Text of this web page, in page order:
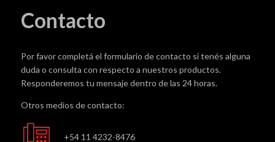
Contacto
Por favor completá el formulario de contacto si tenés alguna
duda o consulta con respecto a nuestros productos.
Responderemos tu mensaje dentro de las 24 horas.
Otros medios de contacto:
+54 11 4232-8476